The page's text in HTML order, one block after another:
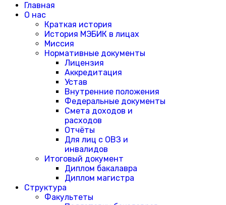
Главная
О нас
Краткая история
История МЭБИК в лицах
Миссия
Нормативные документы
Лицензия
Аккредитация
Устав
Внутренние положения
Федеральные документы
Смета доходов и
расходов
Отчёты
Для лиц с ОВЗ и
инвалидов
Итоговый документ
Диплом бакалавра
Диплом магистра
Структура
Факультеты